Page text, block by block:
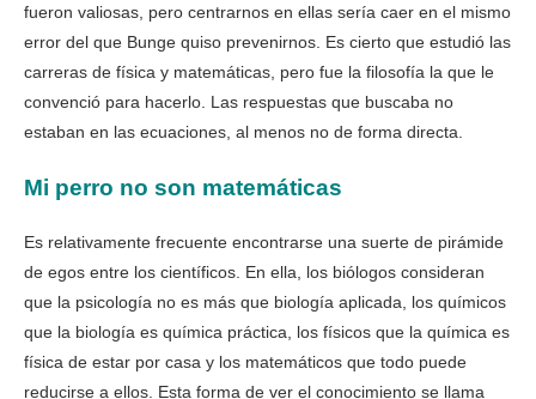
fueron valiosas, pero centrarnos en ellas sería caer en el mismo
error del que Bunge quiso prevenirnos. Es cierto que estudió las
carreras de física y matemáticas, pero fue la filosofía la que le
convenció para hacerlo. Las respuestas que buscaba no
estaban en las ecuaciones, al menos no de forma directa.
Mi perro no son matemáticas
Es relativamente frecuente encontrarse una suerte de pirámide
de egos entre los científicos. En ella, los biólogos consideran
que la psicología no es más que biología aplicada, los químicos
que la biología es química práctica, los físicos que la química es
física de estar por casa y los matemáticos que todo puede
reducirse a ellos. Esta forma de ver el conocimiento se llama